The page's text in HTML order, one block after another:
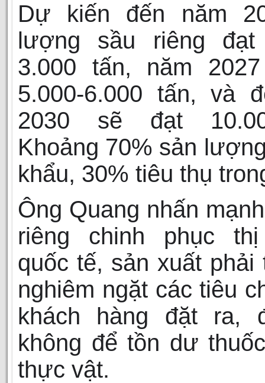
Dự kiến đến năm
lượng sầu riêng đạt
3.000 tấn, năm
5.000-6.000 tấn, và
2030 sẽ đạt
Khoảng 70% sản
khẩu, 30% tiêu thụ
Ông Quang nhấn
riêng chinh phục
quốc tế, sản xuất phải
nghiêm ngặt các tiêu
khách hàng đặt ra,
không để tồn dư
thực vật.